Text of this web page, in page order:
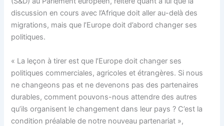
discussion en cours avec l’Afrique doit aller au-delà des
migrations, mais que l’Europe doit d’abord changer ses
politiques.
« La leçon à tirer est que l’Europe doit changer ses
politiques commerciales, agricoles et étrangères. Si nous
ne changeons pas et ne devenons pas des partenaires
durables, comment pouvons-nous attendre des autres
qu’ils organisent le changement dans leur pays ? C’est la
condition préalable de notre nouveau partenariat »,